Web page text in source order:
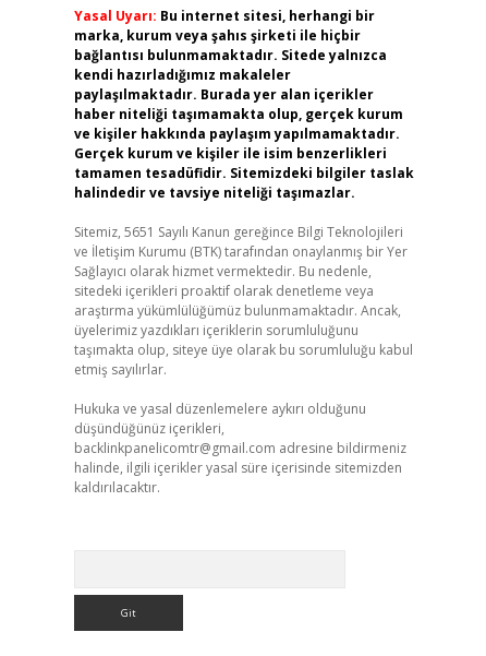
Yasal Uyarı: Bu internet sitesi, herhangi bir
marka, kurum veya şahıs şirketi ile hiçbir
bağlantısı bulunmamaktadır. Sitede yalnızca
kendi hazırladığımız makaleler
paylaşılmaktadır. Burada yer alan içerikler
haber niteliği taşımamakta olup, gerçek kurum
ve kişiler hakkında paylaşım yapılmamaktadır.
Gerçek kurum ve kişiler ile isim benzerlikleri
tamamen tesadüfidir. Sitemizdeki bilgiler taslak
halindedir ve tavsiye niteliği taşımazlar.
Sitemiz, 5651 Sayılı Kanun gereğince Bilgi Teknolojileri
ve İletişim Kurumu (BTK) tarafından onaylanmış bir Yer
Sağlayıcı olarak hizmet vermektedir. Bu nedenle,
sitedeki içerikleri proaktif olarak denetleme veya
araştırma yükümlülüğümüz bulunmamaktadır. Ancak,
üyelerimiz yazdıkları içeriklerin sorumluluğunu
taşımakta olup, siteye üye olarak bu sorumluluğu kabul
etmiş sayılırlar.
Hukuka ve yasal düzenlemelere aykırı olduğunu
düşündüğünüz içerikleri,
backlinkpanelicomtr@gmail.com adresine bildirmeniz
halinde, ilgili içerikler yasal süre içerisinde sitemizden
kaldırılacaktır.